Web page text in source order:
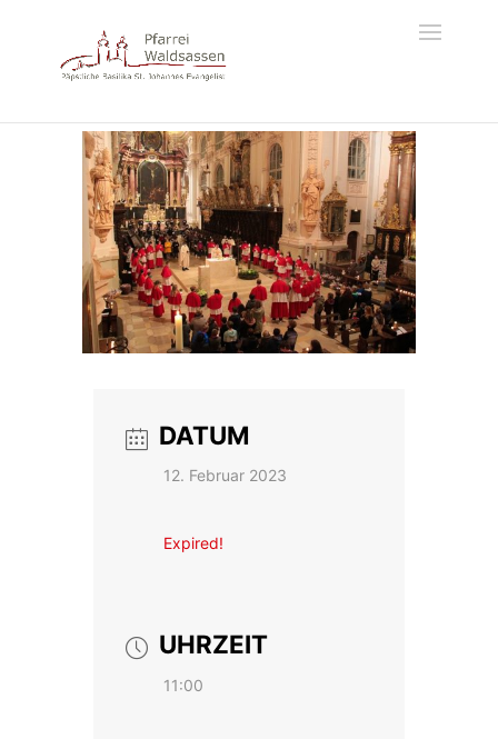
DATUM
12. Februar 2023
Expired!
UHRZEIT
11:00